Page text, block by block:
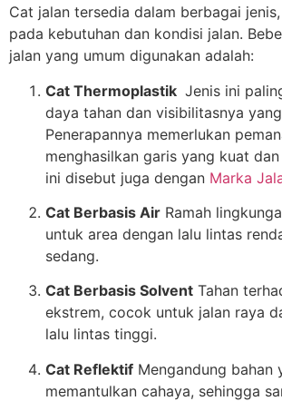
Cat jalan tersedia dalam berbagai
pada kebutuhan dan kondisi jalan.
jalan yang umum digunakan adalah:
Cat Thermoplastik Jenis ini
daya tahan dan visibilitasnya
Penerapannya memerlukan
menghasilkan garis yang kuat
ini disebut juga dengan Marka
Cat Berbasis Air Ramah
untuk area dengan lalu lintas
sedang.
Cat Berbasis Solvent Tahan
ekstrem, cocok untuk jalan raya
lalu lintas tinggi.
Cat Reflektif Mengandung bahan
memantulkan cahaya, sehingga